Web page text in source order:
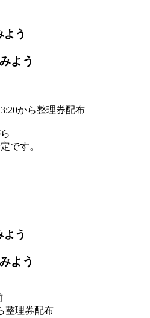
う
よう
から整理券配布
です。
う
よう
整理券配布